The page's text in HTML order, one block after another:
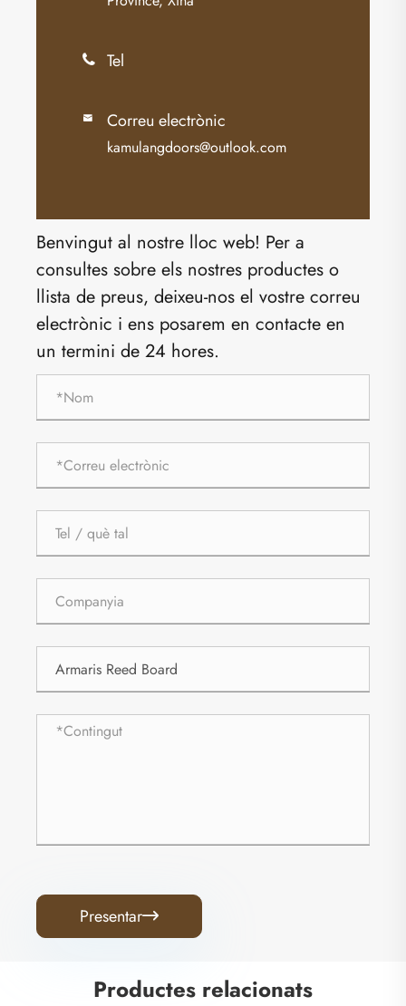
 Tel
 Correu electrònic
kamulangdoors@outlook.com
Benvingut al nostre lloc web! Per a
consultes sobre els nostres productes o
llista de preus, deixeu-nos el vostre correu
electrònic i ens posarem en contacte en
un termini de 24 hores.
Presentar
Productes relacionats